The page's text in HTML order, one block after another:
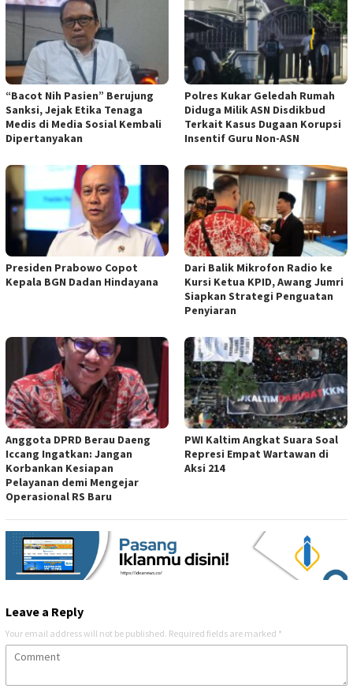
“Bacot Nih Pasien” Berujung
Sanksi, Jejak Etika Tenaga
Medis di Media Sosial Kembali
Dipertanyakan
Polres Kukar Geledah Rumah
Diduga Milik ASN Disdikbud
Terkait Kasus Dugaan Korupsi
Insentif Guru Non-ASN
Presiden Prabowo Copot
Kepala BGN Dadan Hindayana
Dari Balik Mikrofon Radio ke
Kursi Ketua KPID, Awang Jumri
Siapkan Strategi Penguatan
Penyiaran
Anggota DPRD Berau Daeng
Iccang Ingatkan: Jangan
Korbankan Kesiapan
Pelayanan demi Mengejar
Operasional RS Baru
PWI Kaltim Angkat Suara Soal
Represi Empat Wartawan di
Aksi 214
Leave a Reply
Your email address will not be published. Required fields are marked *